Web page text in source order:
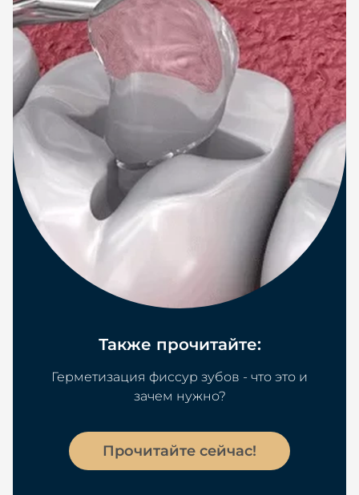
Также прочитайте:
Герметизация фиссур зубов - что это и
зачем нужно?
Прочитайте сейчас!